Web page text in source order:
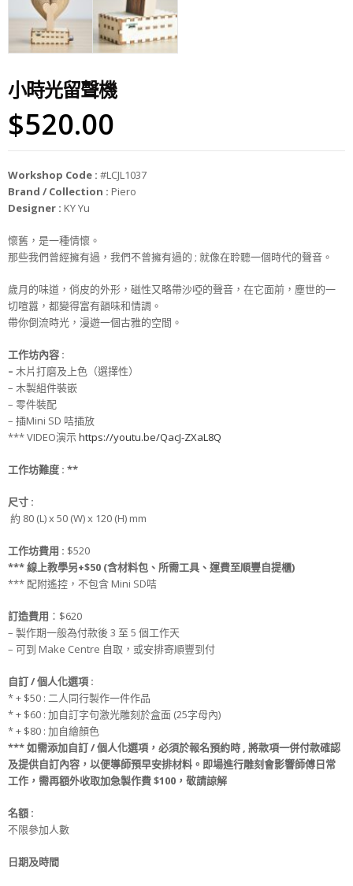
小時光留聲機
$520.00
Workshop Code : #LCJL1037
Brand / Collection : Piero
Designer : KY Yu
懷舊，是一種情懷。
那些我們曾經擁有過，我們不曾擁有過的 ; 就像在聆聽一個時代的聲音。
歲月的味道，俏皮的外形，磁性又略帶沙啞的聲音，在它面前，塵世的一
切喧囂，都變得富有韻味和情調。
帶你倒流時光，漫遊一個古雅的空間。
工作坊內容 :
– 木片打磨及上色（選擇性）
– 木製組件裝嵌
– 零件裝配
– 插Mini SD 咭插放
*** VIDEO演示https://youtu.be/QacJ-ZXaL8Q
工作坊難度 : **
尺寸 :
約 80 (L) x 50 (W) x 120 (H) mm
工作坊費用 : $520
*** 線上教學另+$50 (含材料包、所需工具、運費至順豐自提櫃)
*** 配附遙控，不包含 Mini SD咭
訂造費用 ：$620
– 製作期一般為付款後 3 至 5 個工作天
– 可到 Make Centre 自取，或安排寄順豐到付
自訂/個人化選項 :
* + $50 : 二人同行製作一件作品
* + $60 : 加自訂字句激光雕刻於盒面 (25字母內)
* + $80 : 加自繪顏色
***如需添加自訂 / 個人化選項 ，必須於報名預約時 , 將款項一併付款確認
及提供自訂內容， 以便導師預早安排材料 。 即場進行雕刻會影響師傅日常
工作， 需再額外收取加急製作費$100，敬請諒解
名額 :
不限參加人數
日期及時間